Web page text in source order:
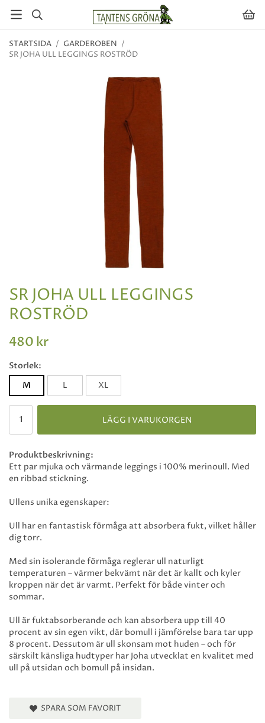
STARTSIDA / GARDEROBEN /
SR JOHA ULL LEGGINGS ROSTRÖD
SR JOHA ULL LEGGINGS
ROSTRÖD
480 kr
Storlek:
M
L XL
LÄGG I VARUKORGEN
Produktbeskrivning:
Ett par mjuka och värmande leggings i 100% merinoull. Med
en ribbad stickning.
Ullens unika egenskaper:
Ull har en fantastisk förmåga att absorbera fukt, vilket håller
dig torr.
Med sin isolerande förmåga reglerar ull naturligt
temperaturen – värmer bekvämt när det är kallt och kyler
kroppen när det är varmt. Perfekt för både vinter och
sommar.
Ull är fuktabsorberande och kan absorbera upp till 40
procent av sin egen vikt, där bomull i jämförelse bara tar upp
8 procent. Dessutom är ull skonsam mot huden – och för
särskilt känsliga hudtyper har Joha utvecklat en kvalitet med
ull på utsidan och bomull på insidan.
SPARA SOM FAVORIT